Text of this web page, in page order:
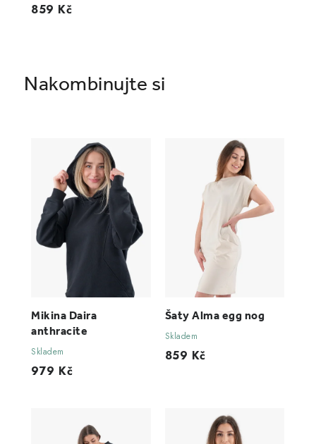
Mikina Daira
anthracite
Skladem
979 Kč
Šaty Alma egg nog
Skladem
859 Kč
859 Kč